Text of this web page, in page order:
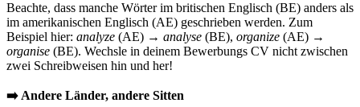
Beachte, dass manche Wörter im britischen Englisch (BE) anders als
im amerikanischen Englisch (AE) geschrieben werden. Zum
Beispiel hier: analyze (AE) → analyse (BE), organize (AE) →
organise (BE). Wechsle in deinem Bewerbungs CV nicht zwischen
zwei Schreibweisen hin und her!
➡️ Andere Länder, andere Sitten